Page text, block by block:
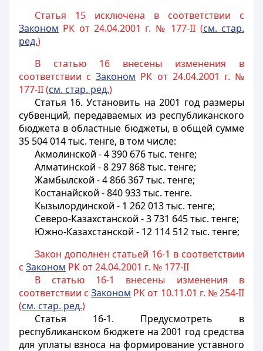
Статья 15 исключена в соответствии с
Законом РК от 24.04.2001 г. № 177-II (см. стар.
ред.)
В статью 16 внесены изменения в
соответствии сЗаконом РК от 24.04.2001 г. №
177-II (см. стар. ред.)
Статья 16. Установить на 2001 год размеры
субвенций, передаваемых из республиканского
бюджета в областные бюджеты, в общей сумме
35 504 014 тыс. тенге, в том числе:
Акмолинской - 4 390 676 тыс. тенге;
Алматинской - 8 297 868 тыс. тенге;
Жамбылской - 4 866 367 тыс. тенге;
Костанайской - 840 933 тыс. тенге.
Кызылординской - 1 262 013 тыс. тенге;
Северо-Казахстанской - 3 731 645 тыс. тенге;
Южно-Казахстанской - 12 114 512 тыс. тенге;
Закон дополнен статьей 16-1 в соответствии
с Законом РК от 24.04.2001 г. № 177-II
В статью 16-1 внесены изменения в
соответствии сЗаконом РК от 10.11.01 г. № 254-II
(см. стар. ред.)
Статья 16-1. Предусмотреть в
республиканском бюджете на 2001 год средства
для уплаты взноса на формирование уставного